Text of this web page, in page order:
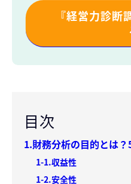
『経営力診断
目次
1.財務分析の目的とは
1-1.収益性
1-2.安全性